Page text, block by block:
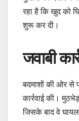
रहा है कि खुद को
शुरू कर दी।
जवाबी
बदमाशों की ओर से
कार्रवाई की।
जिसके बाद वे